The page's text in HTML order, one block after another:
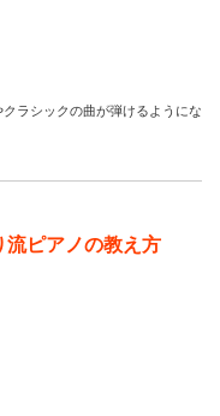
ラシックの曲が弾けるようにな
流ピアノの教え方